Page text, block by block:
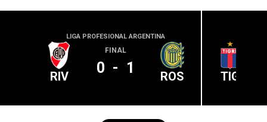
LIGA PROFESIONAL ARGENTINA
RIV
FINAL
0 - 1 ROS TIG